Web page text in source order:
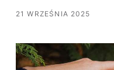
21 WRZEŚNIA 2025